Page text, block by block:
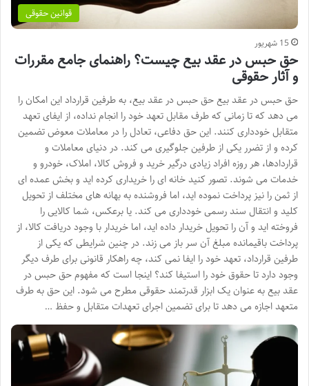
قوانین حقوقی
15 شهریور
حق حبس در عقد بیع چیست؟ راهنمای جامع مقررات
و آثار حقوقی
حق حبس در عقد بیع حق حبس در عقد بیع، به طرفین قرارداد این امکان را
می دهد که تا زمانی که طرف مقابل تعهد خود را انجام نداده، از ایفای تعهد
متقابل خودداری کنند. این حق دفاعی، تعادل را در معاملات معوض تضمین
کرده و از تضرر یکی از طرفین جلوگیری می کند. در دنیای معاملات و
قراردادها، هر روزه افراد زیادی درگیر خرید و فروش کالا، املاک، خودرو و
خدمات می شوند. تصور کنید خانه ای را خریداری کرده اید و بخش عمده ای
از ثمن را نیز پرداخت نموده اید، اما فروشنده به بهانه های مختلف از تحویل
کلید و انتقال سند رسمی خودداری می کند. یا برعکس، شما کالایی را
فروخته اید و آن را تحویل خریدار داده اید، اما خریدار با وجود دریافت کالا، از
پرداخت باقیمانده مبلغ آن سر باز می زند. در چنین شرایطی که یکی از
طرفین قرارداد، تعهد خود را ایفا نمی کند، چه راهکار قانونی برای طرف دیگر
وجود دارد تا حقوق خود را استیفا کند؟ اینجا است که مفهوم حق حبس در
عقد بیع به عنوان یک ابزار قدرتمند حقوقی مطرح می شود. این حق به طرف
متعهد اجازه می دهد تا برای تضمین اجرای تعهدات متقابل و حفظ …